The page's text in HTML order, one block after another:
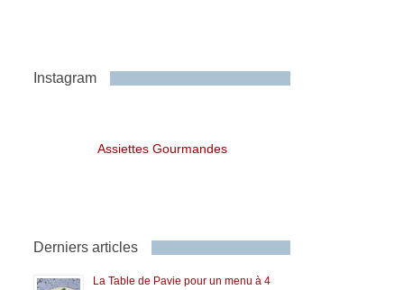
Instagram
Assiettes Gourmandes
Derniers articles
La Table de Pavie pour un menu à 4